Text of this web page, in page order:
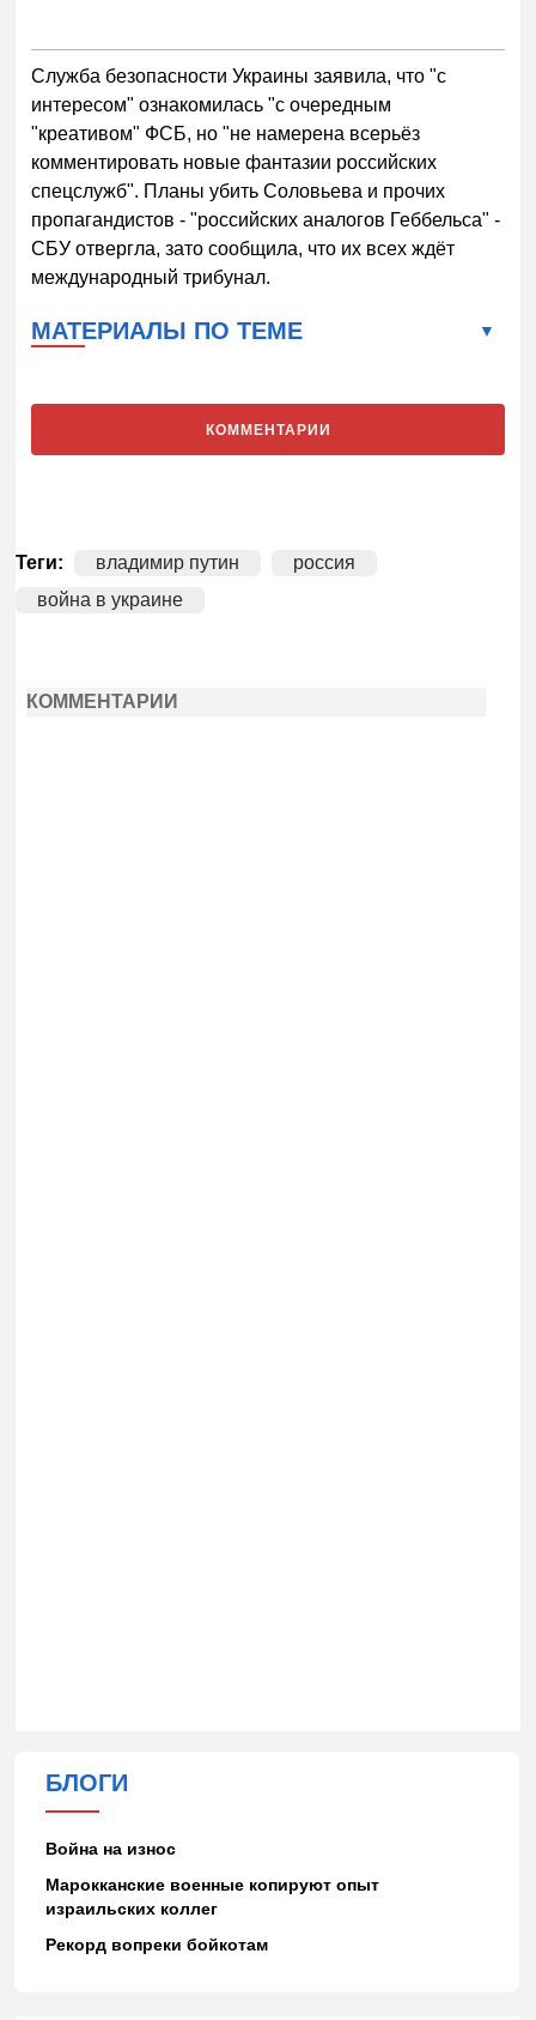
Служба безопасности Украины заявила, что "с
интересом" ознакомилась "с очередным
"креативом" ФСБ, но "не намерена всерьёз
комментировать новые фантазии российских
спецслужб". Планы убить Соловьева и прочих
пропагандистов - "российских аналогов Геббельса" -
СБУ отвергла, зато сообщила, что их всех ждёт
международный трибунал.
МАТЕРИАЛЫ ПО ТЕМЕ
КОММЕНТАРИИ
Теги: владимир путин
россия
война в украине
КОММЕНТАРИИ
БЛОГИ
Война на износ
Марокканские военные копируют опыт
израильских коллег
Рекорд вопреки бойкотам